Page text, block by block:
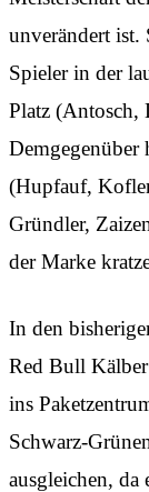
unverändert ist.
Spieler in der
Platz (Antosch,
Demgegenüber
(Hupfauf,
Gründler,
der Marke
In den
Red Bull
ins
Schwarz-
ausgleichen, da